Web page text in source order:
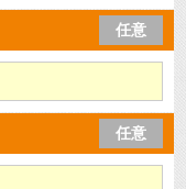
任意
任意